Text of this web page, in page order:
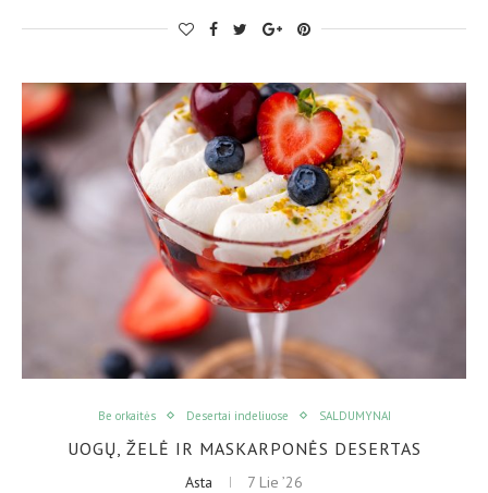
Be orkaitės Desertai indeliuose SALDUMYNAI
UOGŲ, ŽELĖ IR MASKARPONĖS DESERTAS
Asta 7 Lie ’26